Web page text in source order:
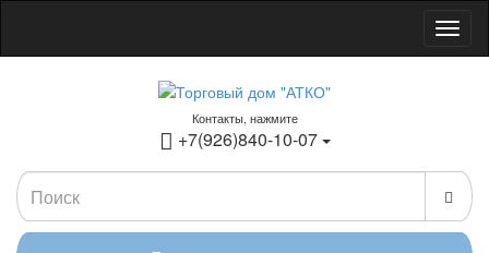
Контакты, нажмите
+7(926)840-10-07